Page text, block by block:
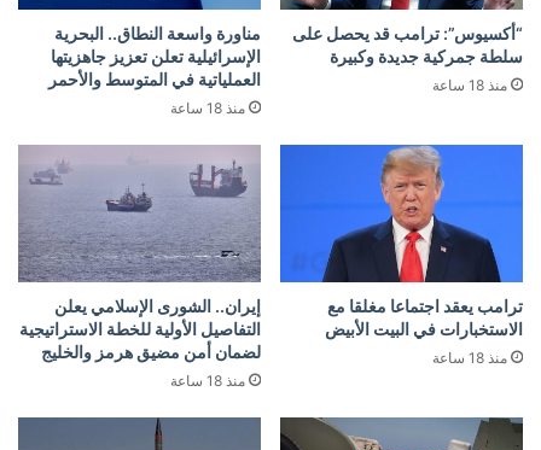
“أكسيوس”: ترامب قد يحصل على
سلطة جمركية جديدة وكبيرة
منذ 18 ساعة
مناورة واسعة النطاق.. البحرية
الإسرائيلية تعلن تعزيز جاهزيتها
العملياتية في المتوسط والأحمر
منذ 18 ساعة
ترامب يعقد اجتماعا مغلقا مع
الاستخبارات في البيت الأبيض
منذ 18 ساعة
إيران.. الشورى الإسلامي يعلن
التفاصيل الأولية للخطة الاستراتيجية
لضمان أمن مضيق هرمز والخليج
منذ 18 ساعة